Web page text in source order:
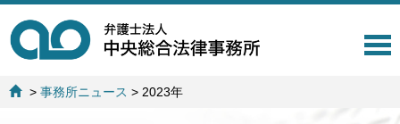
T
>事務所ニュース > 2023年